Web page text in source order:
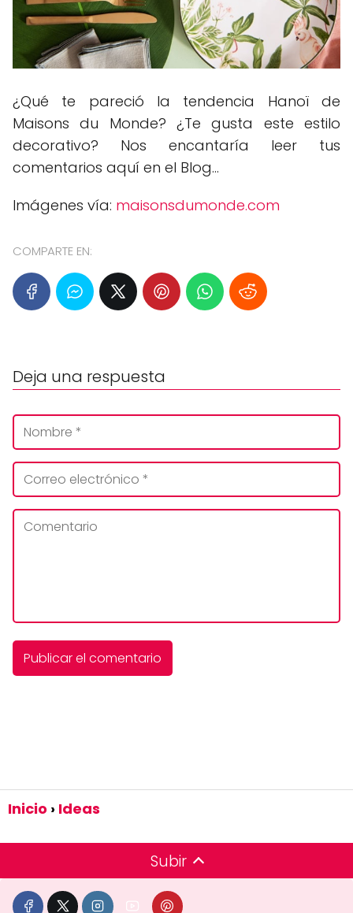
¿Qué te pareció la tendencia Hanoï de
Maisons du Monde? ¿Te gusta este estilo
decorativo? Nos encantaría leer tus
comentarios aquí en el Blog...
Imágenes vía: maisonsdumonde.com
COMPARTE EN:
Deja una respuesta
Inicio Ideas
Subir